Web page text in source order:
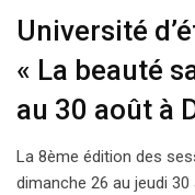
Université
« La beauté
au 30 août à
La 8ème édition des
dimanche 26 au jeudi